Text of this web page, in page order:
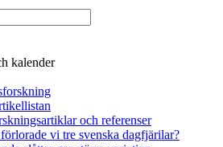
kalender
och referenser
vi tre svenska dagfjärilar?